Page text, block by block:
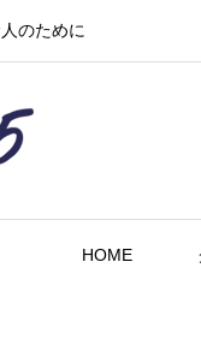
のために
HOME